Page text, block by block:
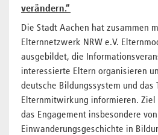
verändern.“
Die Stadt Aachen hat zusammen
Elternnetzwerk NRW e.V.
ausgebildet, die
interessierte Eltern organisieren
deutsche Bildungssystem und das
Elternmitwirkung informieren. Ziel
das Engagement insbesondere
Einwanderungsgeschichte in